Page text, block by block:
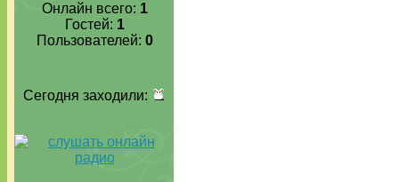
Онлайн всего: 1
Гостей: 1
Пользователей: 0
Сегодня заходили: